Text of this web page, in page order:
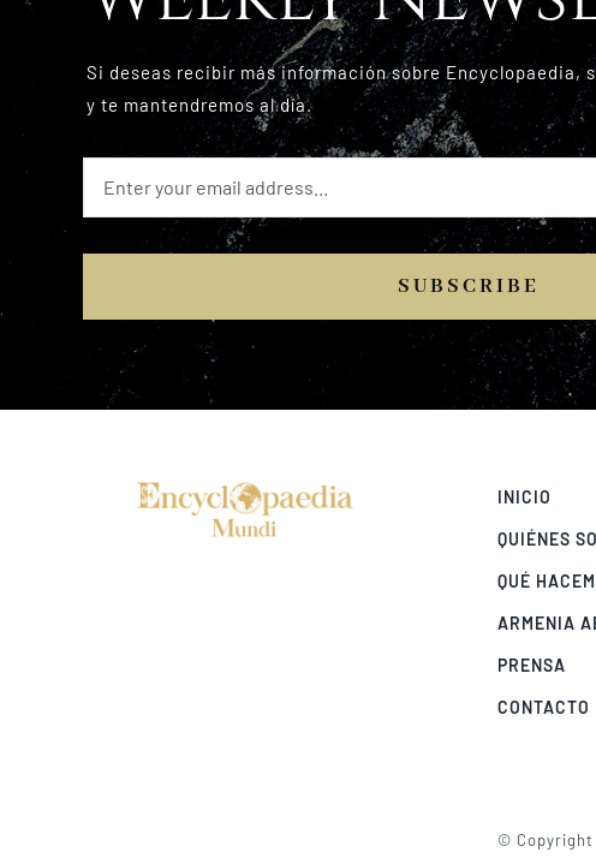
Si deseas recibir más información sobre Encyclopaedia,
y te mantendremos al día.
SUBSCRIBE
INICIO
QUIÉNES
QUÉ
ARMENIA
PRENSA
CONTACTO
© Copyright